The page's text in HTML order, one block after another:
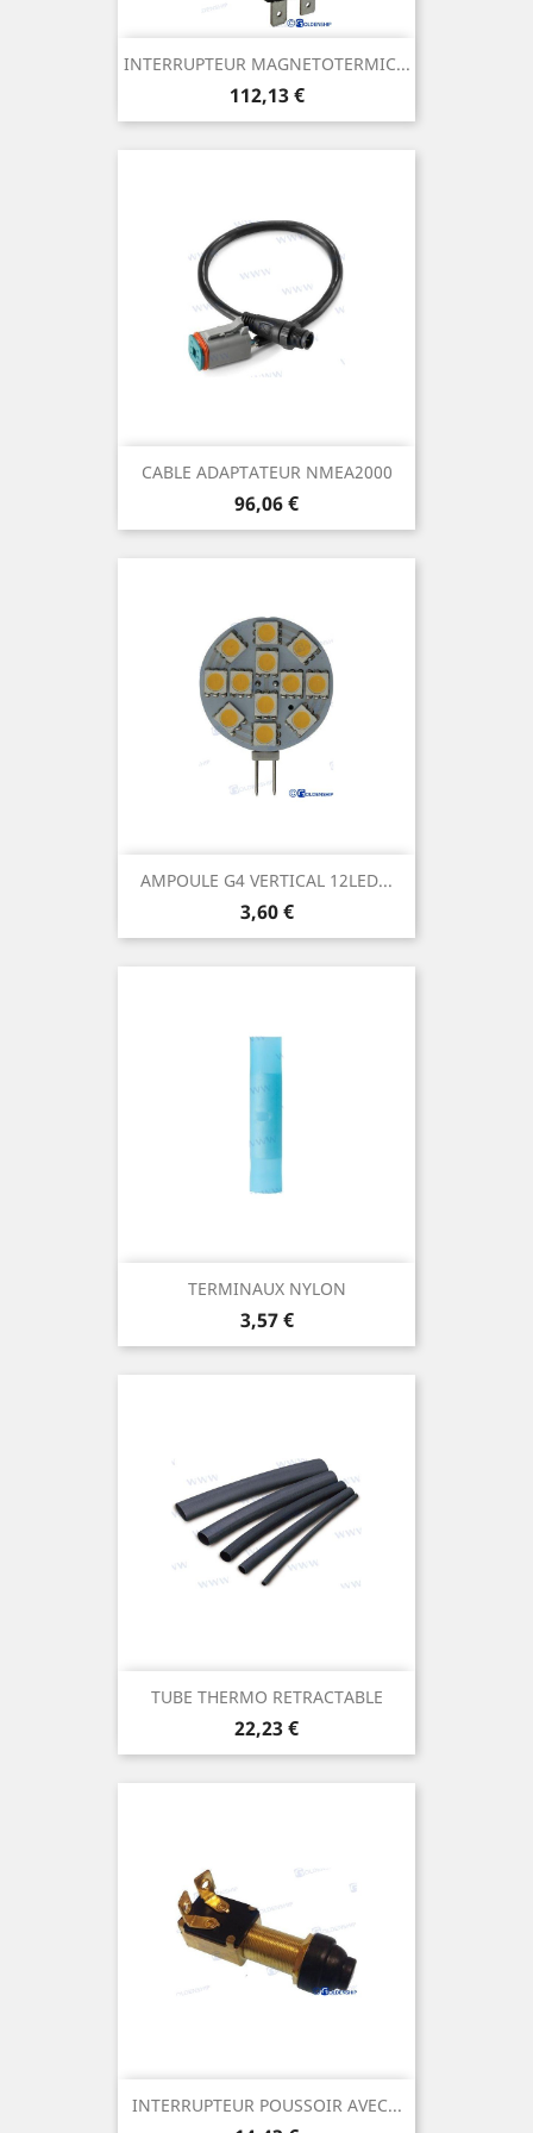
INTERRUPTEUR MAGNETOTERMIC...
Prix
112,13 €
CABLE ADAPTATEUR NMEA2000
Prix
96,06 €
AMPOULE G4 VERTICAL 12LED...
Prix
3,60 €
TERMINAUX NYLON
Prix
3,57 €
TUBE THERMO RETRACTABLE
Prix
22,23 €
INTERRUPTEUR POUSSOIR AVEC...